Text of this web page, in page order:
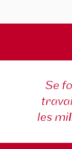
Se
les mi